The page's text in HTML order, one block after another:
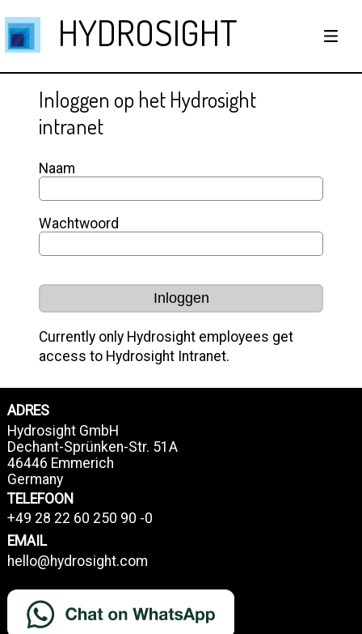
HYDROSIGHT
Inloggen op het Hydrosight
intranet
Naam
Wachtwoord
Inloggen
Currently only Hydrosight employees get
access to Hydrosight Intranet.
ADRES
Hydrosight GmbH
Dechant-Sprünken-Str. 51A
46446 Emmerich
Germany
TELEFOON
+49 28 22 60 250 90 -0
EMAIL
hello@hydrosight.com